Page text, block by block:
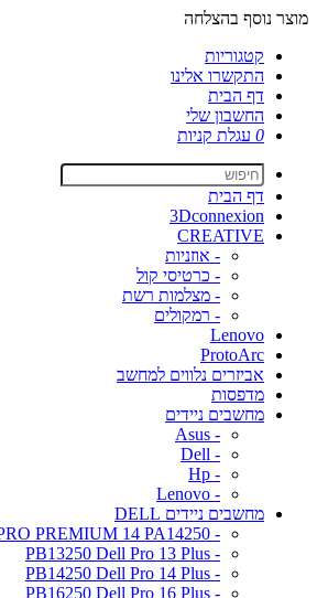
מוצר נוסף בהצלחה
קטגוריות
התקשרו אלינו
דף הבית
החשבון שלי
0 עגלת קניות
דף הבית
3Dconnexion
CREATIVE
- אוזניות
- כרטיסי קול
- מצלמות רשת
- רמקולים
Lenovo
ProtoArc
אביזרים נלווים למחשב
מדפסות
מחשבים ניידים
- Asus
- Dell
- Hp
- Lenovo
מחשבים ניידים DELL
- DELL PRO PREMIUM 14 PA14250
- PB13250 Dell Pro 13 Plus
- PB14250 Dell Pro 14 Plus
- PB16250 Dell Pro 16 Plus